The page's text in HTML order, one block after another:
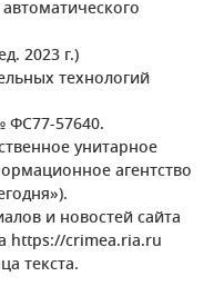
2023 г.)
технологий
ФС77-57640.
унитарное
агентство
и новостей сайта
https://crimea.ria.ru
текста.